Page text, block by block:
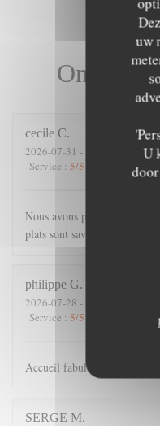
uw
U
Onze
cecile C
2026-07-31 - 21:00 - Gasten 4
Service : 5/5 :
Nous avons passé une
plats sont savoureux, et
philippe G
2026-07-28 - 19:45 - Gasten 3
Service : 5/5
Accueil fabuleux et Cuisine à
SERGE M